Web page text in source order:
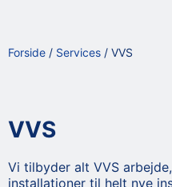
Forside / Services / VVS
VVS
Vi tilbyder alt VVS
installationer til helt nye